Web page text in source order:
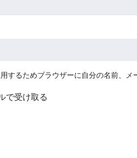
するためブラウザーに自分の名前、メ
で受け取る